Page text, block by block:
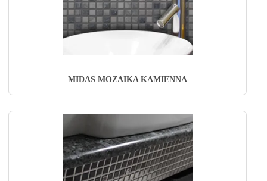
MIDAS MOZAIKA KAMIENNA